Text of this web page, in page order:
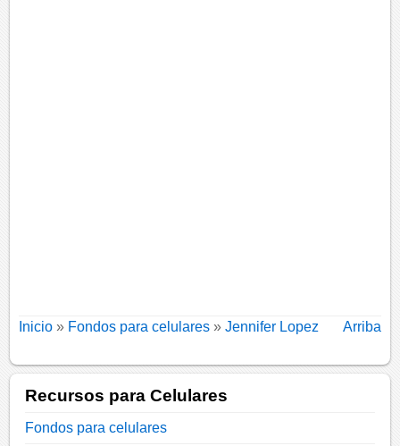
Inicio » Fondos para celulares »Jennifer Lopez Arriba
Recursos para Celulares
Fondos para celulares